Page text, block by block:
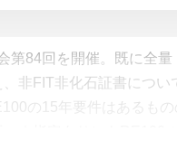
第84回を開催。既に全
非FIT非化石証書につ
の15年要件はあるも